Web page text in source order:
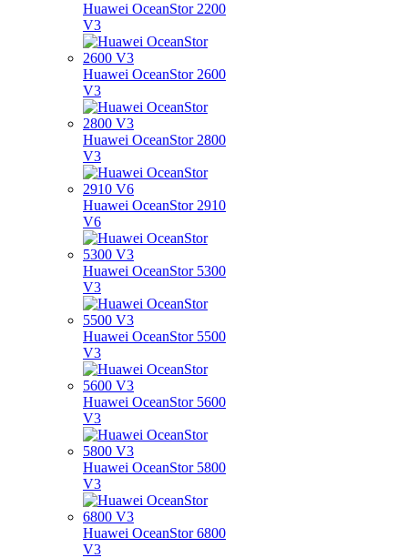
Huawei OceanStor 2200
V3
Huawei OceanStor 2600
V3
Huawei OceanStor 2800
V3
Huawei OceanStor 2910
V6
Huawei OceanStor 5300
V3
Huawei OceanStor 5500
V3
Huawei OceanStor 5600
V3
Huawei OceanStor 5800
V3
Huawei OceanStor 6800
V3